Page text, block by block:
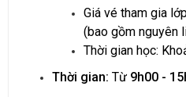
Giá vé tham gia
(bao gồm nguyên
Thời gian học:
Thời gian: Từ 9h00 -